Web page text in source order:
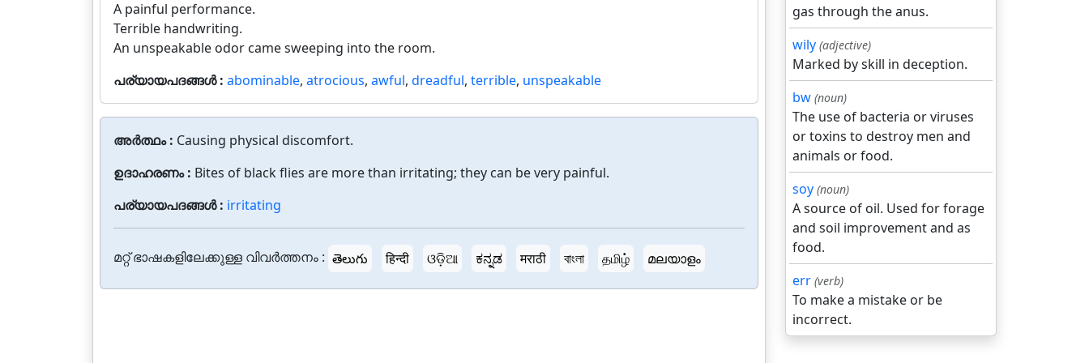
A painful performance.
Terrible handwriting.
An unspeakable odor came sweeping into the room.
പര്യായപദങ്ങൾ : abominable, atrocious, awful, dreadful, terrible, unspeakable
അർത്ഥം : Causing physical discomfort.
ഉദാഹരണം : Bites of black flies are more than irritating; they can be very painful.
പര്യായപദങ്ങൾ : irritating
മറ്റ് ഭാഷകളിലേക്കുള്ള വിവർത്തനം : తెలుగు हिन्दी ଓଡ଼ିଆ ಕನ್ನಡ मराठी বাংলা தமிழ் മലയാളം
gas through the anus.
wily (adjective)
Marked by skill in deception.
bw (noun)
The use of bacteria or viruses
or toxins to destroy men and
animals or food.
soy (noun)
A source of oil. Used for forage
and soil improvement and as
food.
err (verb)
To make a mistake or be
incorrect.